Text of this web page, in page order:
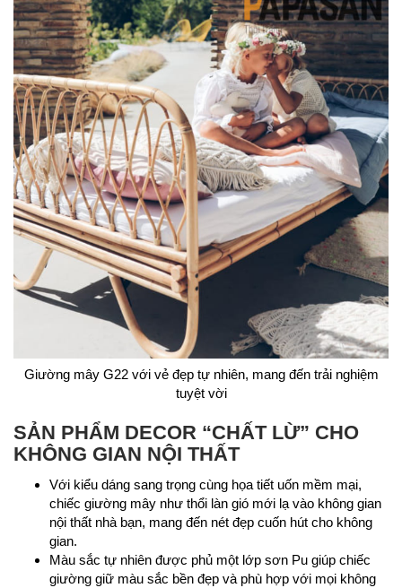
Giường mây G22 với vẻ đẹp tự nhiên, mang đến trải nghiệm
tuyệt vời
SẢN PHẨM DECOR “CHẤT LỪ” CHO
KHÔNG GIAN NỘI THẤT
Với kiểu dáng sang trọng cùng họa tiết uốn mềm mại,
chiếc giường mây như thổi làn gió mới lạ vào không gian
nội thất nhà bạn, mang đến nét đẹp cuốn hút cho không
gian.
Màu sắc tự nhiên được phủ một lớp sơn Pu giúp chiếc
giường giữ màu sắc bền đẹp và phù hợp với mọi không